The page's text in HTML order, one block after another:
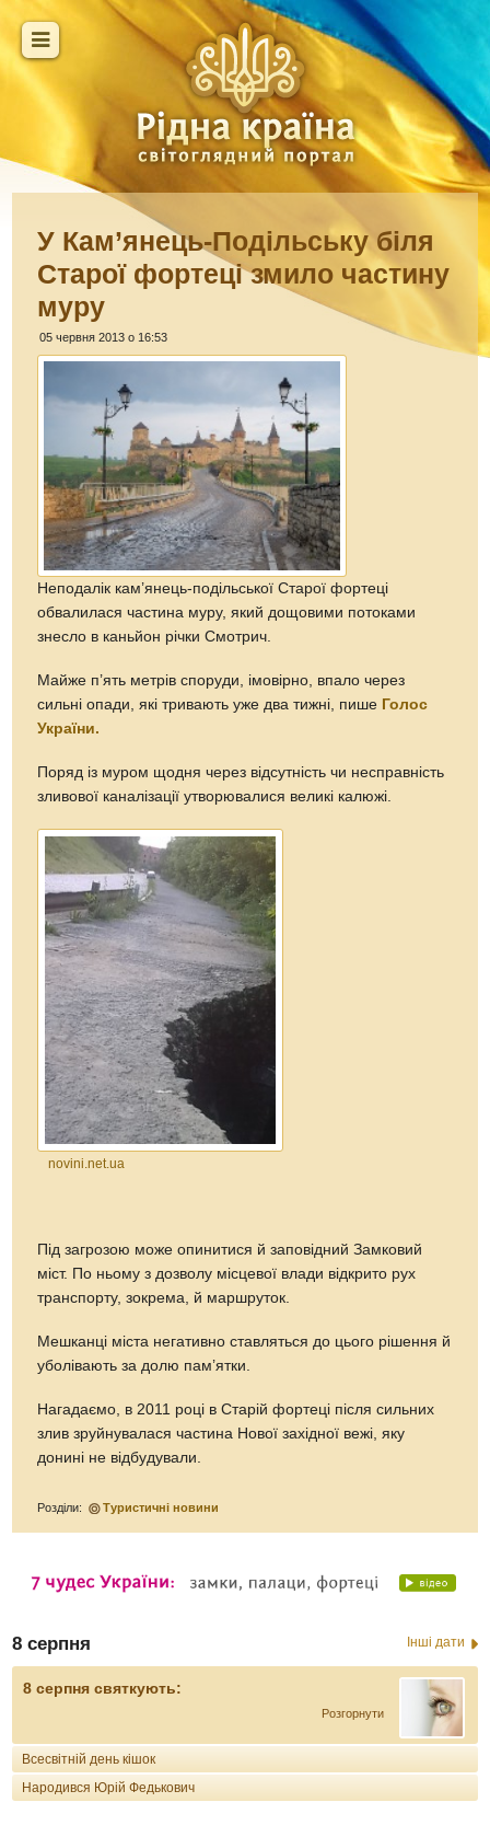
У Кам’янець-Подільську біля
Старої фортеці змило частину
муру
05 червня 2013 о 16:53
Неподалік кам’янець-подільської Старої фортеці
обвалилася частина муру, який дощовими потоками
знесло в каньйон річки Смотрич.
Майже п’ять метрів споруди, імовірно, впало через
сильні опади, які тривають уже два тижні, пише Голос
України.
Поряд із муром щодня через відсутність чи несправність
зливової каналізації утворювалися великі калюжі.
novini.net.ua
Під загрозою може опинитися й заповідний Замковий
міст. По ньому з дозволу місцевої влади відкрито рух
транспорту, зокрема, й маршруток.
Мешканці міста негативно ставляться до цього рішення й
уболівають за долю пам’ятки.
Нагадаємо, в 2011 році в Старій фортеці після сильних
злив зруйнувалася частина Нової західної вежі, яку
донині не відбудували.
Розділи: Туристичні новини
8 серпня Інші дати
8 серпня святкують:
Розгорнути
Всесвітній день кішок
Народився Юрій Федькович